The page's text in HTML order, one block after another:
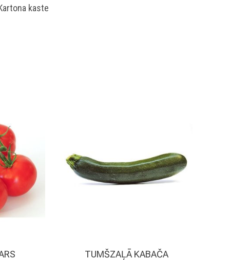
kaste
TUMŠZAĻĀ KABAČA